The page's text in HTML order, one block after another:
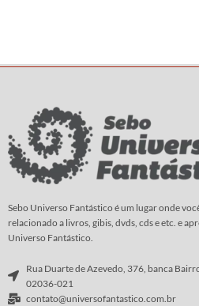
Sebo Universo Fantástico é um lugar onde
relacionado a livros, gibis, dvds, cds e etc. e
Universo Fantástico.
Rua Duarte de Azevedo, 376, banca
02036-021
contato@universofantastico.com.br